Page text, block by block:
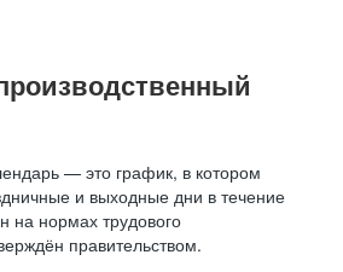
— это график, в котором
и выходные дни в течение
на нормах трудового
правительством.